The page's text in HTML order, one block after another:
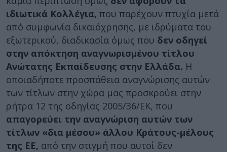
ιδιωτικά Κολλέγια, που παρέχουν πτυχία μετά
από συμφωνία δικαιόχρησης, με ιδρύματα του
εξωτερικού, διαδικασία όμως που δεν οδηγεί
στην απόκτηση αναγνωρισμένου τίτλου
Ανώτατης Εκπαίδευσης στην Ελλάδα. Η
οποιαδήποτε προσπάθεια αναγνώρισης αυτών
των τίτλων στην χώρα μας προσκρούει στην
ρήτρα 12 της οδηγίας 2005/36/ΕΚ, που
απαγορεύει την αναγνώριση αυτών των
τίτλων «δια μέσου» άλλου Κράτους-μέλους
της ΕΕ, από την στιγμή που αυτοί δεν